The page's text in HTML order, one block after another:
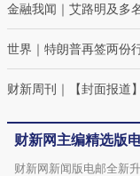
金融我闻 ｜ 艾路明及多
世界 ｜ 特朗普再签两份
财新周刊 ｜ 【封面报道
财新网主编精选版
财新网新闻版电邮全新